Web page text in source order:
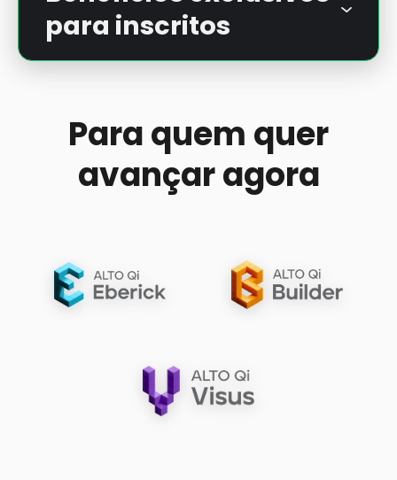
para inscritos
Certificado de participação para todas
as aulas e para o evento principal
Conteúdos liberados após o evento
GARANTIR MINHA VAGA
Para quem quer
avançar agora